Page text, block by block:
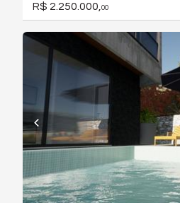
R$ 2.250.000, 00